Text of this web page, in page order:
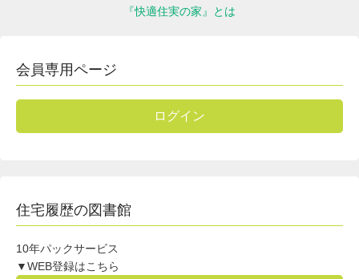
『快適住実の家』とは
会員専用ページ
ログイン
住宅履歴の図書館
10年パックサービス
▼WEB登録はこちら